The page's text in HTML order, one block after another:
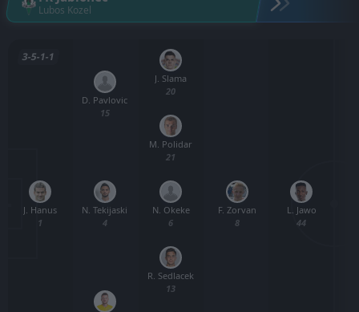
Lubos Kozel
3-5-1-1
J. Hanus
1
N. Tekijaski
4
D. Pavlovic
15
R. Sedlacek
13
N. Okeke
6
M. Polidar
21
J. Slama
20
F. Zorvan
8
L. Jawo
44